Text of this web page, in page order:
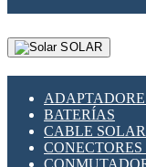
SOLAR
BATERÍAS
CABLE SOLAR